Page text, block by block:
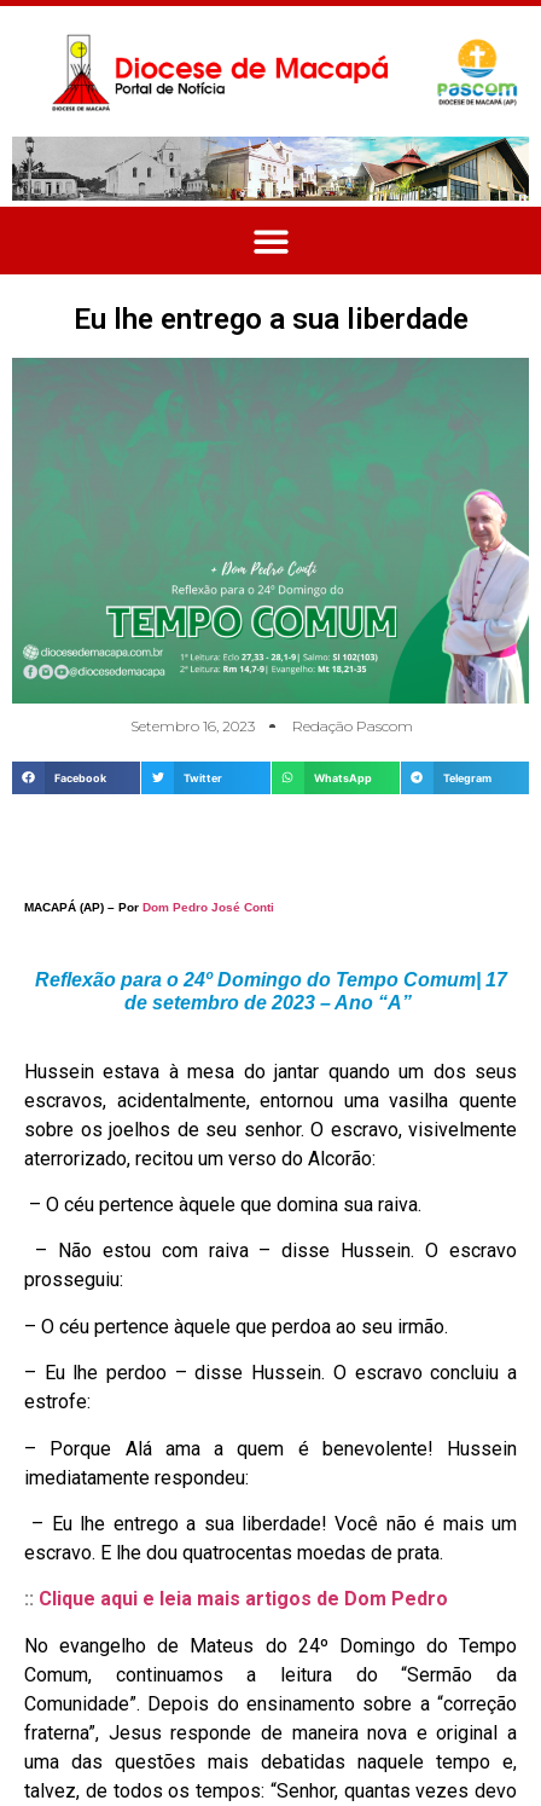
Eu lhe entrego a sua liberdade
Setembro 16, 2023 Redação Pascom
Facebook Twitter WhatsApp Telegram
MACAPÁ (AP) – Por Dom Pedro José Conti
Reflexão para o 24º Domingo do Tempo Comum| 17
de setembro de 2023 – Ano “A”
Hussein estava à mesa do jantar quando um dos seus
escravos, acidentalmente, entornou uma vasilha quente
sobre os joelhos de seu senhor. O escravo, visivelmente
aterrorizado, recitou um verso do Alcorão:
– O céu pertence àquele que domina sua raiva.
– Não estou com raiva – disse Hussein. O escravo
prosseguiu:
– O céu pertence àquele que perdoa ao seu irmão.
– Eu lhe perdoo – disse Hussein. O escravo concluiu a
estrofe:
– Porque Alá ama a quem é benevolente! Hussein
imediatamente respondeu:
– Eu lhe entrego a sua liberdade! Você não é mais um
escravo. E lhe dou quatrocentas moedas de prata.
:: Clique aqui e leia mais artigos de Dom Pedro
No evangelho de Mateus do 24º Domingo do Tempo
Comum, continuamos a leitura do “Sermão da
Comunidade”. Depois do ensinamento sobre a “correção
fraterna”, Jesus responde de maneira nova e original a
uma das questões mais debatidas naquele tempo e,
talvez, de todos os tempos: “Senhor, quantas vezes devo